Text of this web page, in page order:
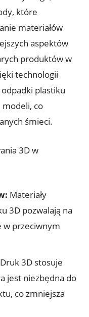
które
materiałów
aspektów
produktów w
technologii
plastiku
co
śmieci.
3D w
Materiały
3D pozwalają na
przeciwnym
Druk 3D stosuje
jest niezbędna do
co zmniejsza